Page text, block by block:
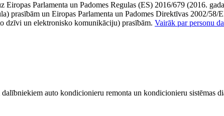
Parlamenta un Padomes Regulas (ES) 2016/679 (2016.
prasībām un Eiropas Parlamenta un Padomes Direktīvas 2002/
dzīvi un elektronisko komunikāciju) prasībām. Vairāk par personu
auto kondicionieru remonta un kondicionieru sistēmas